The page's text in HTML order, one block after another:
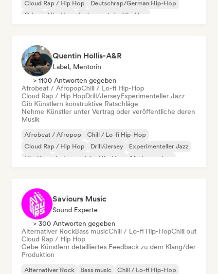
Cloud Rap / Hip Hop
Deutschrap/German Hip-Hop
Grime
Hip-Hop
Instrumentaler Hip-Hop
Quentin Hollis-A&R
Label, Mentorin
> 1100 Antworten gegeben
Afrobeat / AfropopChill / Lo-fi Hip-Hop
Cloud Rap / Hip HopDrill/JerseyExperimenteller Jazz
Gib Künstlern konstruktive Ratschläge
Nehme Künstler unter Vertrag oder veröffentliche deren
Musik
Afrobeat / Afropop
Chill / Lo-fi Hip-Hop
Cloud Rap / Hip Hop
Drill/Jersey
Experimenteller Jazz
Hip-Hop
Instrumentaler Hip-Hop Moderner Jazz
Saviours Music
Sound Experte
> 300 Antworten gegeben
Alternativer RockBass musicChill / Lo-fi Hip-HopChill out
Cloud Rap / Hip Hop
Gebe Künstlern detailliertes Feedback zu dem Klang/der
Produktion
Alternativer Rock Bass music
Chill / Lo-fi Hip-Hop